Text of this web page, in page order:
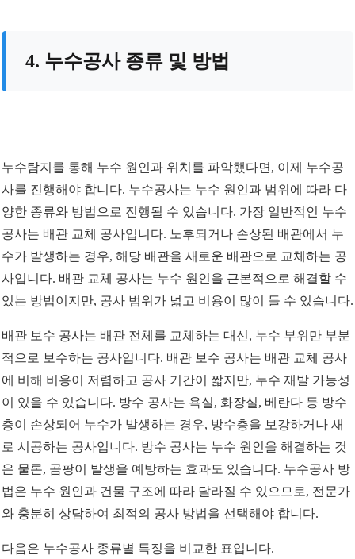
4. 누수공사 종류 및 방법
누수탐지를 통해 누수 원인과 위치를 파악했다면, 이제 누수공
사를 진행해야 합니다. 누수공사는 누수 원인과 범위에 따라 다
양한 종류와 방법으로 진행될 수 있습니다. 가장 일반적인 누수
공사는 배관 교체 공사입니다. 노후되거나 손상된 배관에서 누
수가 발생하는 경우, 해당 배관을 새로운 배관으로 교체하는 공
사입니다. 배관 교체 공사는 누수 원인을 근본적으로 해결할 수
있는 방법이지만, 공사 범위가 넓고 비용이 많이 들 수 있습니다.
배관 보수 공사는 배관 전체를 교체하는 대신, 누수 부위만 부분
적으로 보수하는 공사입니다. 배관 보수 공사는 배관 교체 공사
에 비해 비용이 저렴하고 공사 기간이 짧지만, 누수 재발 가능성
이 있을 수 있습니다. 방수 공사는 욕실, 화장실, 베란다 등 방수
층이 손상되어 누수가 발생하는 경우, 방수층을 보강하거나 새
로 시공하는 공사입니다. 방수 공사는 누수 원인을 해결하는 것
은 물론, 곰팡이 발생을 예방하는 효과도 있습니다. 누수공사 방
법은 누수 원인과 건물 구조에 따라 달라질 수 있으므로, 전문가
와 충분히 상담하여 최적의 공사 방법을 선택해야 합니다.
다음은 누수공사 종류별 특징을 비교한 표입니다.